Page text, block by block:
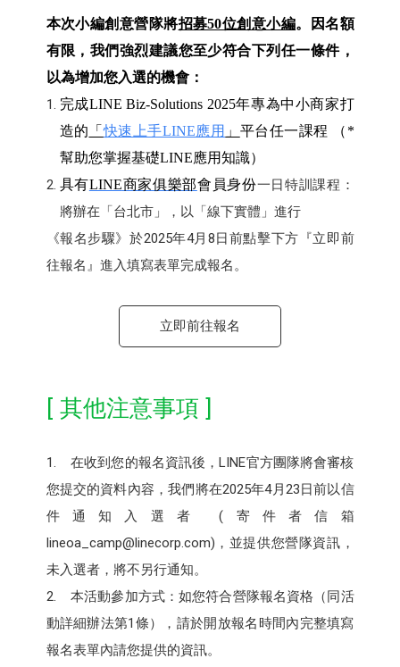
本次小編創意營隊將招募50位創意小編。因名額
有限，我們強烈建議您至少符合下列任一條件，
以為增加您入選的機會：
完成LINE Biz-Solutions 2025年專為中小商家打
造的 「快速上手LINE應用 」 平台任一課程 （*
幫助您掌握基礎LINE應用知識）
具有LINE商家俱樂部會員身份一日特訓課程：
將辦在「台北市」，以「線下實體」進行
《報名步驟》於2025年4月8日前點擊下方『立即前
往報名』進入填寫表單完成報名。
立即前往報名
[ 其他注意事項 ]
1. 在收到您的報名資訊後，LINE官方團隊將會審核
您提交的資料內容，我們將在2025年4月23日前以信
件通知入選者 (寄件者信箱
lineoa_camp@linecorp.com)，並提供您營隊資訊，
未入選者，將不另行通知。
2. 本活動參加方式：如您符合營隊報名資格（同活
動詳細辦法第1條），請於開放報名時間內完整填寫
報名表單內請您提供的資訊。